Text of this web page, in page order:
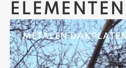
ELEMENTEN
METALEN DAKPLATEN